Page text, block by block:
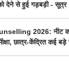
देने से हुई गड़बड़ी - सूत्र
2026: नीट
छात्र-केंद्रित कई बड़े